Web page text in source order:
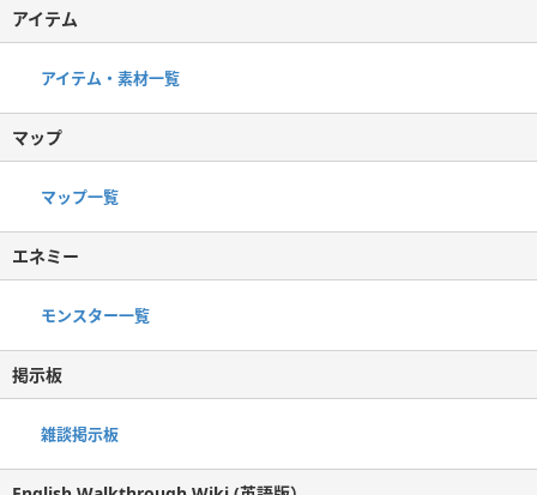
アイテム
アイテム・素材一覧
マップ
マップ一覧
エネミー
モンスター一覧
掲示板
雑談掲示板